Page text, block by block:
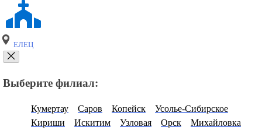
ЕЛЕЦ
Выберите филиал:
Кумертау Саров Копейск
Усолье-Сибирское
Кириши
Искитим Узловая Орск
Михайловка